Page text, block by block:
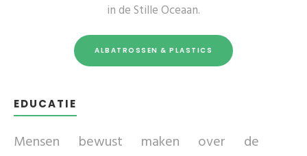
in de Stille Oceaan.
ALBATROSSEN & PLASTICS
EDUCATIE
Mensen bewust maken over de